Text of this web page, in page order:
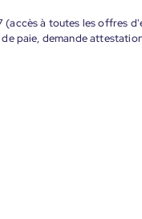
à toutes les offres
paie, demande